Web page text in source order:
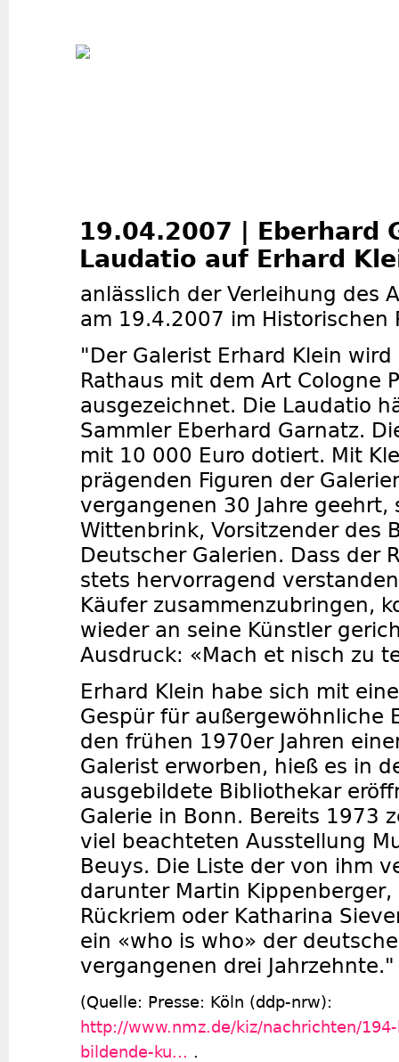
19.04.2007 | Eberhard
Laudatio auf Erhard
anlässlich der Verleihung des
am 19.4.2007 im Historischen
"Der Galerist Erhard Klein
Rathaus mit dem Art Cologne
ausgezeichnet. Die Laudatio
Sammler Eberhard Garnatz.
mit 10 000 Euro dotiert. Mit
prägenden Figuren der
vergangenen 30 Jahre geehrt,
Wittenbrink, Vorsitzender des
Deutscher Galerien. Dass der
stets hervorragend
Käufer zusammenzubringen,
wieder an seine Künstler
Ausdruck: «Mach et nisch zu
Erhard Klein habe sich mit
Gespür für außergewöhnliche
den frühen 1970er Jahren
Galerist erworben, hieß es in
ausgebildete Bibliothekar
Galerie in Bonn. Bereits 1973
viel beachteten Ausstellung
Beuys. Die Liste der von ihm
darunter Martin Kippenberger,
Rückriem oder Katharina
ein «who is who» der
vergangenen drei Jahrzehnte."
(Quelle: Presse: Köln (ddp-nrw):
http://www.nmz.de/kiz/nachrichten/
bildende-ku... .